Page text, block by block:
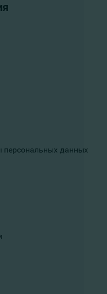
персональных данных